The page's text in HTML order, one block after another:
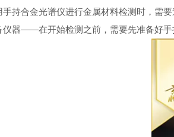
合金光谱仪进行金属材料检测时，需要
——在开始检测之前，需要先准备好手持